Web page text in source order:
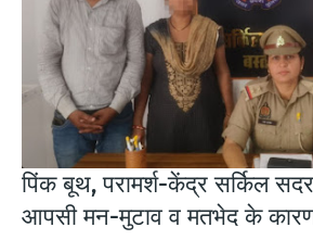
पिंक बूथ, परामर्श-केंद्र सर्किल सदर
आपसी मन-मुटाव व मतभेद के